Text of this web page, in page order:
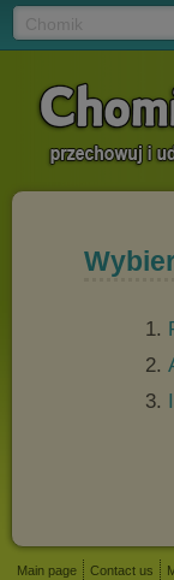
Main page Contact us